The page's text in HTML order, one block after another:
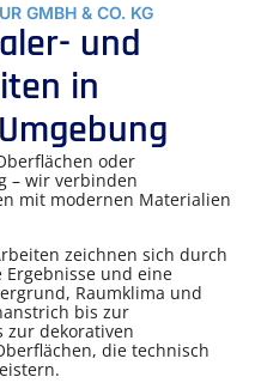
GMBH & CO. KG
und
in
oder
– wir verbinden
mit modernen Materialien
zeichnen sich durch
und eine
Raumklima und
bis zur
zur dekorativen
die technisch